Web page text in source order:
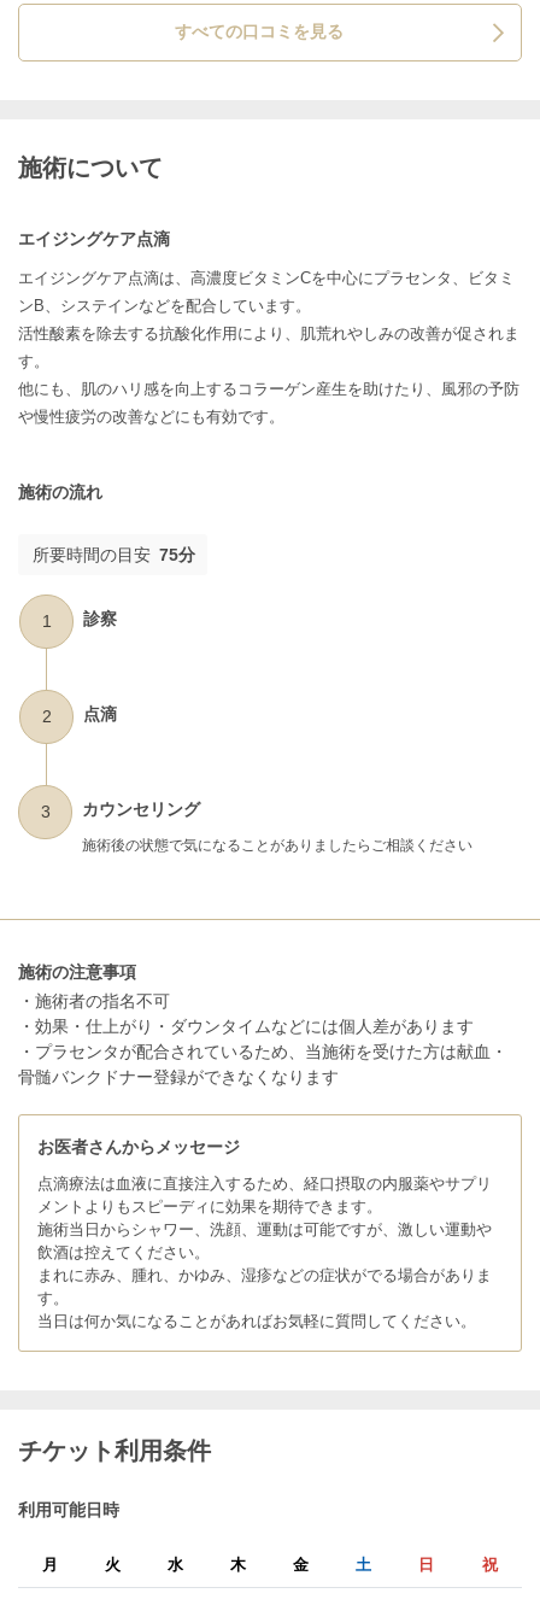
すべての口コミを見る
施術について
エイジングケア点滴
エイジングケア点滴は、高濃度ビタミンCを中心にプラセンタ、ビタミ
ンB、システインなどを配合しています。
活性酸素を除去する抗酸化作用により、肌荒れやしみの改善が促されま
す。
他にも、肌のハリ感を向上するコラーゲン産生を助けたり、風邪の予防
や慢性疲労の改善などにも有効です。
施術の流れ
所要時間の目安 75分
1 診察
2 点滴
3 カウンセリング
施術後の状態で気になることがありましたらご相談ください
施術の注意事項
・施術者の指名不可
・効果・仕上がり・ダウンタイムなどには個人差があります
・プラセンタが配合されているため、当施術を受けた方は献血・
骨髄バンクドナー登録ができなくなります
お医者さんからメッセージ
点滴療法は血液に直接注入するため、経口摂取の内服薬やサプリ
メントよりもスピーディに効果を期待できます。
施術当日からシャワー、洗顔、運動は可能ですが、激しい運動や
飲酒は控えてください。
まれに赤み、腫れ、かゆみ、湿疹などの症状がでる場合がありま
す。
当日は何か気になることがあればお気軽に質問してください。
チケット利用条件
利用可能日時
月 火 水 木 金 土 日 祝